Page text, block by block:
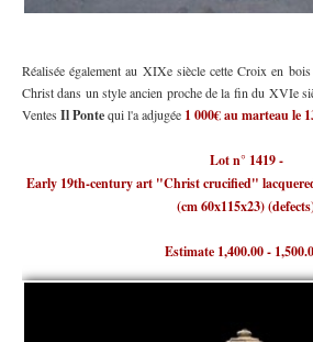
Réalisée également au XIXe siècle cette Croix en
Christ dans un style ancien proche de la fin du XVIe
Ventes Il Pontequi l'a adjugée 1 000€ au marteau le
Lot n° 1419 -
Early 19th-century art "Christ crucified"
(cm 60x115x23)
Estimate 1,400.00 -